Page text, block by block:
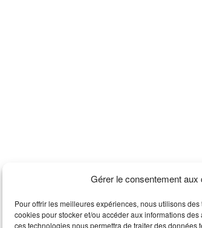
Gérer le consentement aux
Pour offrir les meilleures expériences, nous utilisons
cookies pour stocker et/ou accéder aux informations
ces technologies nous permettra de traiter des données